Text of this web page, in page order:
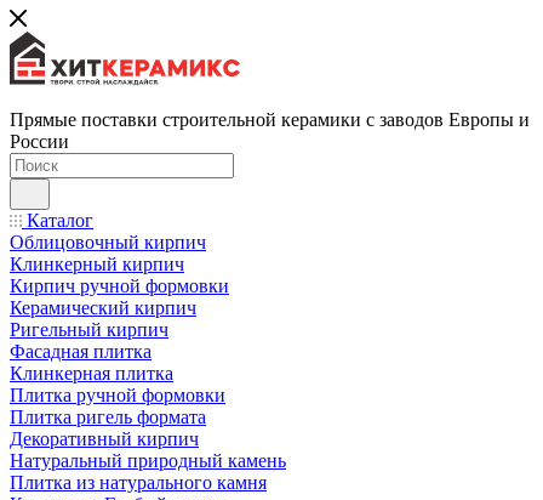
Прямые поставки строительной керамики с заводов Европы и
России
Каталог
Облицовочный кирпич
Клинкерный кирпич
Кирпич ручной формовки
Керамический кирпич
Ригельный кирпич
Фасадная плитка
Клинкерная плитка
Плитка ручной формовки
Плитка ригель формата
Декоративный кирпич
Натуральный природный камень
Плитка из натурального камня